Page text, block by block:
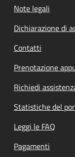
Note legali
Dichiarazione di
Contatti
Prenotazione
Richiedi
Statistiche del
Leggi le FAQ
Pagamenti